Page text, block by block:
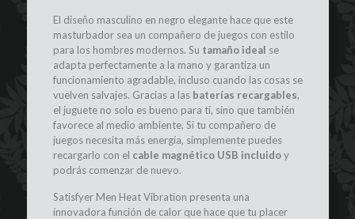
El diseño masculino en negro elegante hace que este
masturbador sea un compañero de juegos con estilo
para los hombres modernos. Su tamaño ideal se
adapta perfectamente a la mano y garantiza un
funcionamiento agradable, incluso cuando las cosas se
vuelven salvajes. Gracias a las baterías recargables,
el juguete no solo es bueno para ti, sino que también
favorece al medio ambiente. Si tu compañero de
juegos necesita más energía, simplemente puedes
recargarlo con el cable magnético USB incluidoy
podrás comenzar de nuevo.
Satisfyer Men Heat Vibration presenta una
innovadora función de calor que hace que tu placer